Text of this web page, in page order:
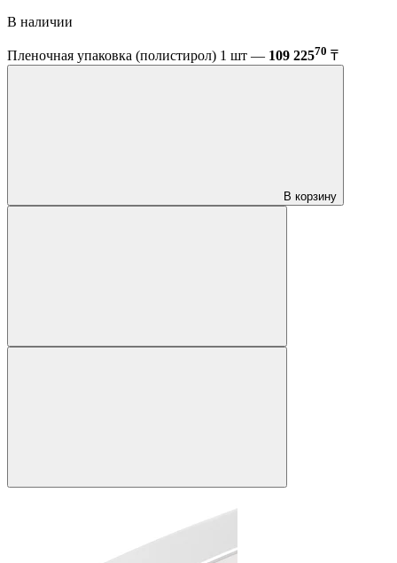
В наличии
Пленочная упаковка (полистирол) 1 шт — 109 22570 ₸
В корзину